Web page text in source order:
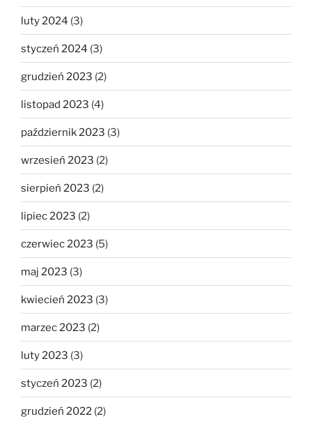
luty 2024 (3)
styczeń 2024 (3)
grudzień 2023 (2)
listopad 2023 (4)
październik 2023 (3)
wrzesień 2023 (2)
sierpień 2023 (2)
lipiec 2023 (2)
czerwiec 2023 (5)
maj 2023 (3)
kwiecień 2023 (3)
marzec 2023 (2)
luty 2023 (3)
styczeń 2023 (2)
grudzień 2022 (2)